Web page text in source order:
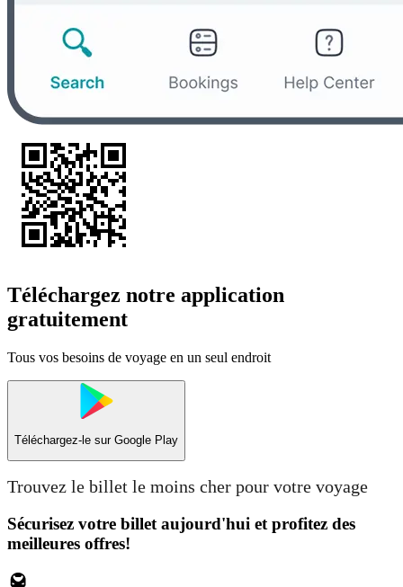
Téléchargez notre application
gratuitement
Tous vos besoins de voyage en un seul endroit
Téléchargez-le sur Google Play
Trouvez le billet le moins cher pour votre voyage
Sécurisez votre billet aujourd'hui et profitez des
meilleures offres!